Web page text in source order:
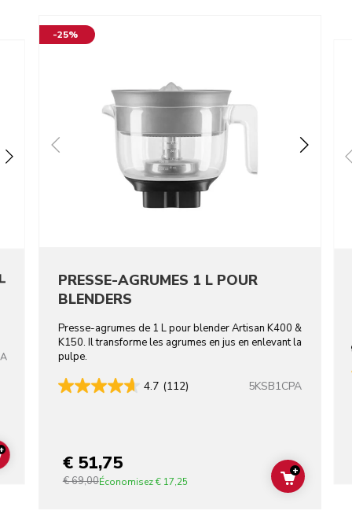
ADD TO CART
-25%
PRESSE-AGRUMES 1 L POUR
BLENDERS
Presse-agrumes de 1 L pour blender Artisan K400 &
K150. Il transforme les agrumes en jus en enlevant la
pulpe.
4.7 (112) 5KSB1CPA
€ 51,75
€ 69,00Économisez€ 17,25 ADD TO
+